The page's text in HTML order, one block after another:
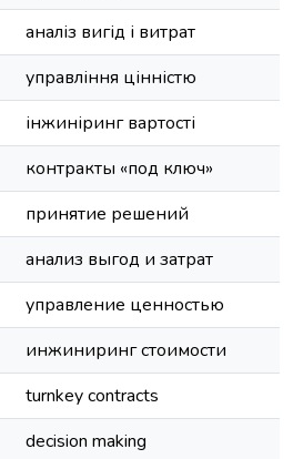
аналіз вигід і витрат
управління цінністю
інжиніринг вартості
контракты «под ключ»
принятие решений
анализ выгод и затрат
управление ценностью
инжиниринг стоимости
turnkey contracts
decision making